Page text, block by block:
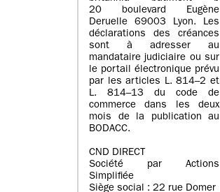
20 boulevard Eugène
Deruelle 69003 Lyon. Les
déclarations des créances
sont à adresser au
mandataire judiciaire ou sur
le portail électronique prévu
par les articles L. 814–2 et
L. 814–13 du code de
commerce dans les deux
mois de la publication au
BODACC.
CND DIRECT
Société par Actions
Simplifiée
Siège social : 22 rue Domer